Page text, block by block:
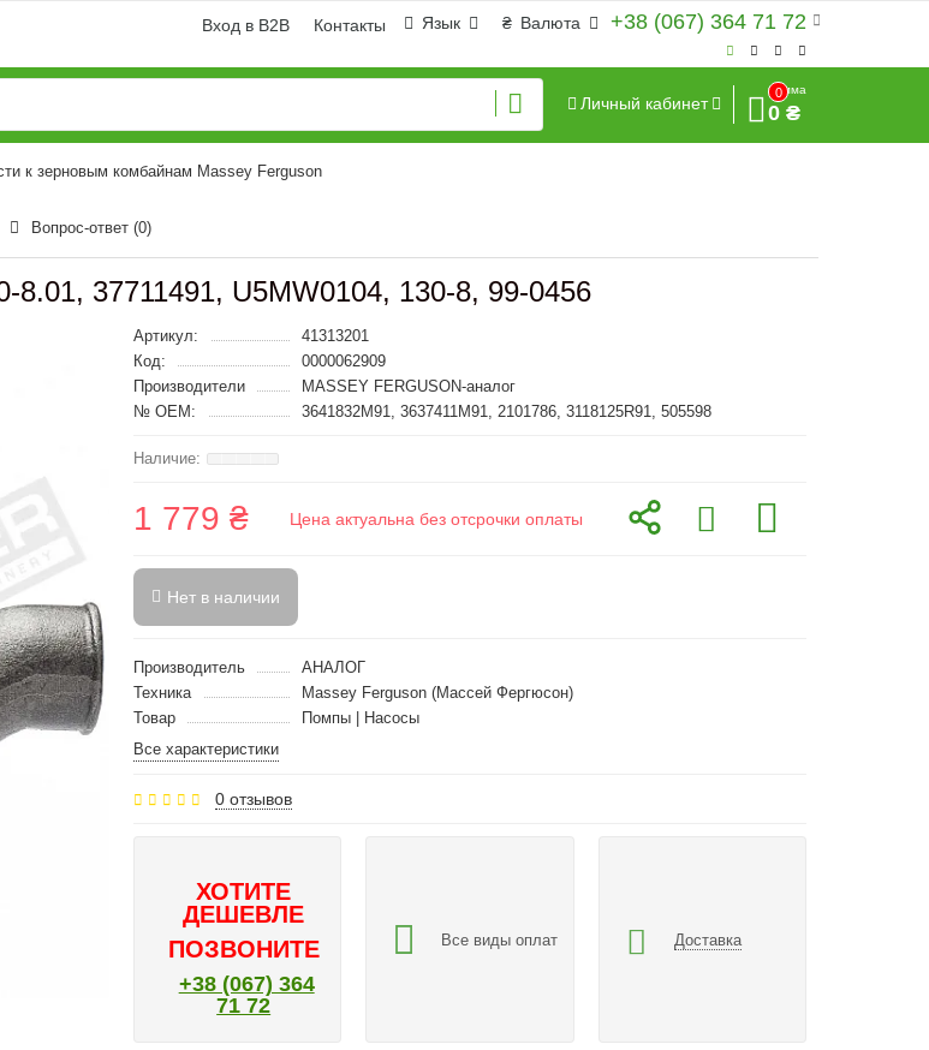
+38 (067) 364 71 72
₴ Валюта
Язык
Вход в B2B Контакты
Личный кабинет
0
Сумма
0 ₴
к зерновым комбайнам Massey Ferguson
Вопрос-ответ (0)
8.01, 37711491, U5MW0104, 130-8, 99-0456
Артикул:
41313201
Код:
0000062909
Производители
MASSEY FERGUSON-аналог
№ OEM:
3641832M91, 3637411M91, 2101786, 3118125R91, 505598
1 779 ₴ Цена актуальна без отсрочки оплаты
Нет в наличии
Производитель
АНАЛОГ
Техника
Massey Ferguson (Массей Фергюсон)
Товар
Помпы | Насосы
Все характеристики
0 отзывов
ХОТИТЕ
ДЕШЕВЛЕ
ПОЗВОНИТЕ
+38 (067) 364
71 72
Все виды оплат Доставка